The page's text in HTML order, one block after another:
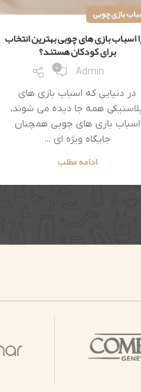
بازی چوبی
اسباب بازی های چوبی بهترین انتخاب
برای کودکان هستند؟
Admin
0
در دنیایی که اسباب بازی های
همه جا دیده می شوند،
اسباب بازی های چوبی همچنان
جایگاه ویژه ای ...
ادامه مطلب